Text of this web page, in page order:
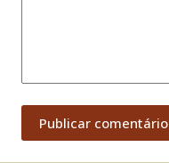
Publicar comentário